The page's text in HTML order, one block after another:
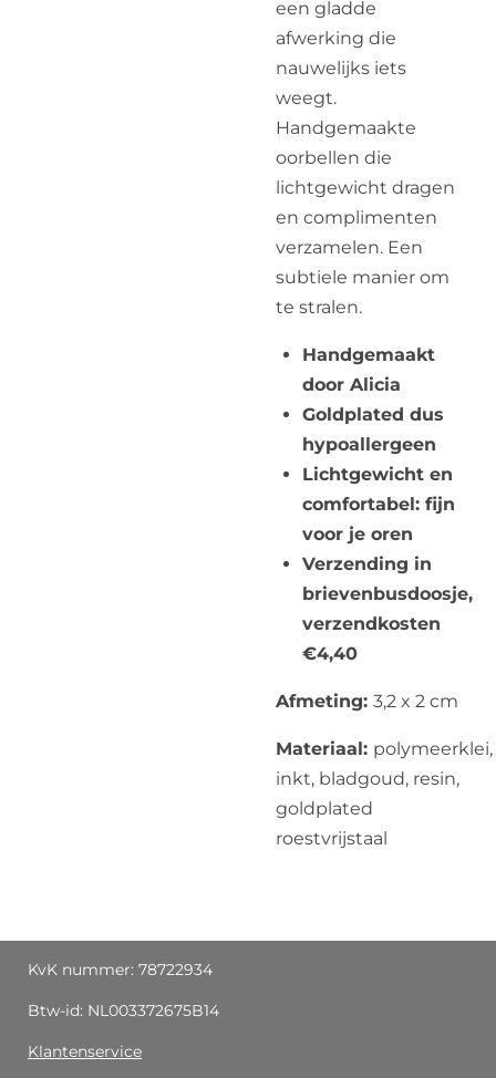
een gladde
afwerking die
nauwelijks iets
weegt.
Handgemaakte
oorbellen die
lichtgewicht dragen
en complimenten
verzamelen. Een
subtiele manier om
te stralen.
Handgemaakt
door Alicia
Goldplated dus
hypoallergeen
Lichtgewicht en
comfortabel: fijn
voor je oren
Verzending in
brievenbusdoosje,
verzendkosten
€4,40
Afmeting: 3,2 x 2 cm
Materiaal: polymeerklei,
inkt, bladgoud, resin,
goldplated
roestvrijstaal
KvK nummer: 78722934
Btw-id: NL003372675B14
Klantenservice